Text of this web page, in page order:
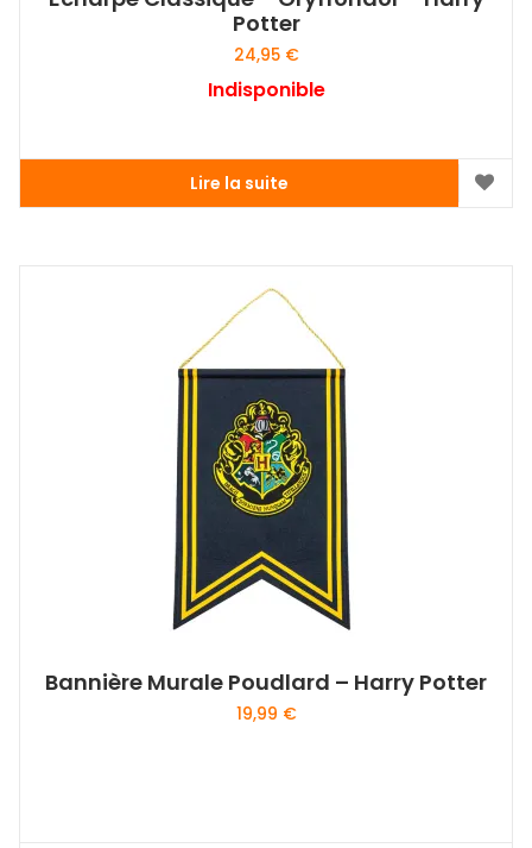
Potter
24,95 €
Indisponible
Lire la suite
Bannière Murale Poudlard – Harry Potter
19,99 €